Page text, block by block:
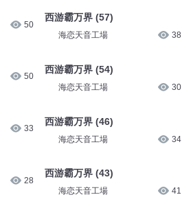
50
50
33
28
西游霸万界 (57)
海恋天音工場 38
西游霸万界 (54)
海恋天音工場 30
西游霸万界 (46)
海恋天音工場 34
西游霸万界 (43)
海恋天音工場 41